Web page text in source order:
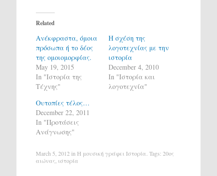
Related
Ανέκφραστα, όμοια
πρόσωπα ή το δέος
της ομοιομορφίας.
May 19, 2015
In "Ιστορία της
Τέχνης"
Η σχέση της
λογοτεχνίας με την
ιστορία
December 4, 2010
In "Ιστορία και
λογοτεχνία"
Ουτοπίες τέλος…
December 22, 2011
In "Προτάσεις
Ανάγνωσης"
March 5, 2012 in H μουσική γράφει Ιστορία . Tags: 20ος
αιώνας, ιστορία